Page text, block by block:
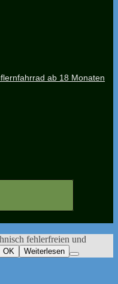
ab 18 Monaten
fehlerfreien und
OK Weiterlesen